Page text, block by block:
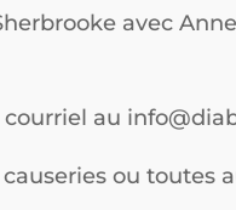
avec
au
ou